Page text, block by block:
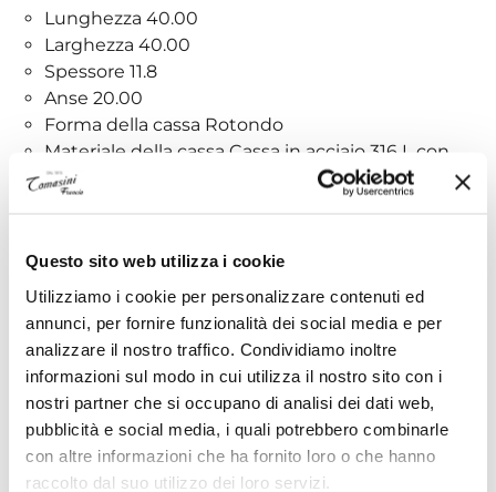
Questo sito web utilizza i cookie
Utilizziamo i cookie per personalizzare contenuti ed
annunci, per fornire funzionalità dei social media e per
analizzare il nostro traffico. Condividiamo inoltre
informazioni sul modo in cui utilizza il nostro sito con i
nostri partner che si occupano di analisi dei dati web,
pubblicità e social media, i quali potrebbero combinarle
con altre informazioni che ha fornito loro o che hanno
raccolto dal suo utilizzo dei loro servizi.
Lunghezza 40.00
Larghezza 40.00
Spessore 11.8
Anse 20.00
Forma della cassa Rotondo
Materiale della cassa Cassa in acciaio 316 L con
trattamento Pvd oro
Opzioni della cassa Fondello inciso, Corona e
Vetro Vetro zaffiro antigraffio
Movimento
Energia Quartz EOL
Movimento Svizzero, al quarzo
Batteria Batteria tipo Renata 371
Funzioni EOL (indicatore fine carica batteria), GMT
Calibro11 1/2'''